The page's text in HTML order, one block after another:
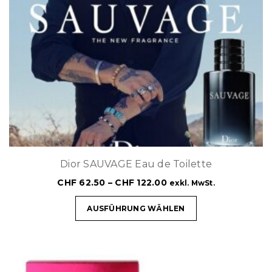
Dior SAUVAGE Eau de Toilette
CHF 62.50 – CHF 122.00 exkl. MwSt.
AUSFÜHRUNG WÄHLEN